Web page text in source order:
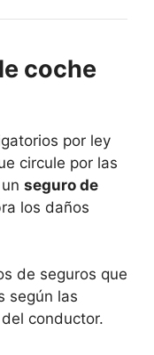
coche
por ley
circule por las
seguro de
los daños
de seguros que
según las
conductor.